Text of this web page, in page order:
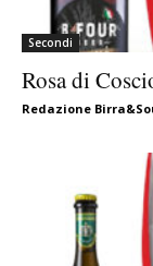
Secondi
Rosa di
Redazione